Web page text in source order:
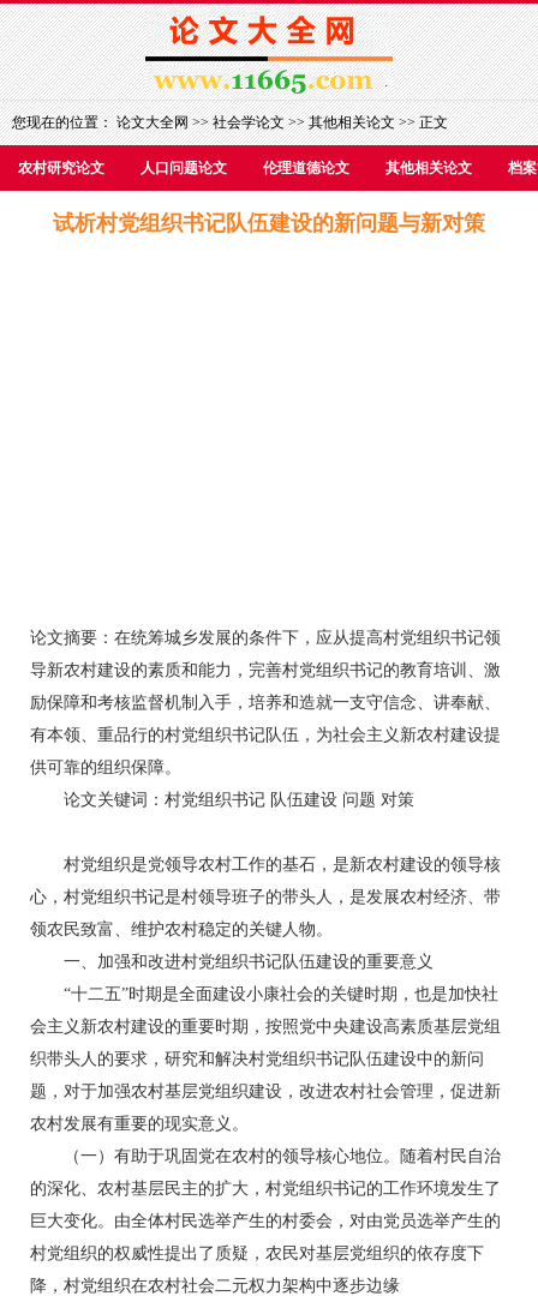
您现在的位置：论文大全网>>社会学论文>>其他相关论文>> 正文
农村研究论文 人口问题论文 伦理道德论文 其他相关论文 档
试析村党组织书记队伍建设的新问题与新对策
论文摘要：在统筹城乡发展的条件下，应从提高村党组织书记领
导新农村建设的素质和能力，完善村党组织书记的教育培训、激
励保障和考核监督机制入手，培养和造就一支守信念、讲奉献、
有本领、重品行的村党组织书记队伍，为社会主义新农村建设提
供可靠的组织保障。
论文关键词：村党组织书记 队伍建设 问题 对策
村党组织是党领导农村工作的基石，是新农村建设的领导核
心，村党组织书记是村领导班子的带头人，是发展农村经济、带
领农民致富、维护农村稳定的关键人物。
一、加强和改进村党组织书记队伍建设的重要意义
“十二五”时期是全面建设小康社会的关键时期，也是加快社
会主义新农村建设的重要时期，按照党中央建设高素质基层党组
织带头人的要求，研究和解决村党组织书记队伍建设中的新问
题，对于加强农村基层党组织建设，改进农村社会管理，促进新
农村发展有重要的现实意义。
（一）有助于巩固党在农村的领导核心地位。随着村民自治
的深化、农村基层民主的扩大，村党组织书记的工作环境发生了
巨大变化。由全体村民选举产生的村委会，对由党员选举产生的
村党组织的权威性提出了质疑，农民对基层党组织的依存度下
降，村党组织在农村社会二元权力架构中逐步边缘